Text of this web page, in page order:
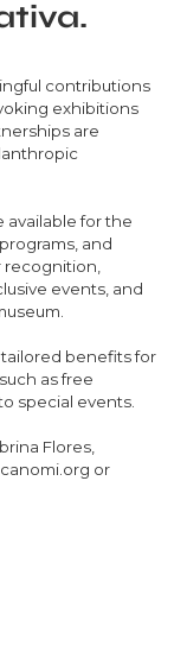
contributions
exhibitions
are
available for the
and
events, and
benefits for
as free
special events.
Flores,
or